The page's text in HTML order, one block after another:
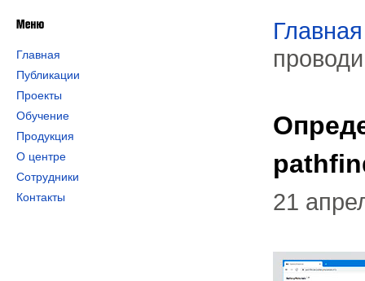
Главная
Публикации
Проекты
Обучение
Продукция
О центре
Сотрудники
Контакты
Главная
21